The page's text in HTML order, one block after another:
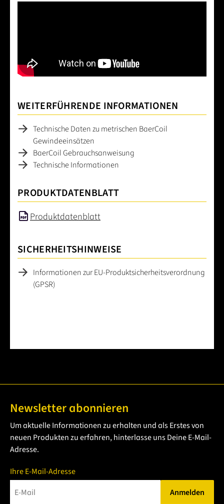
WEITERFÜHRENDE INFORMATIONEN
Technische Daten zu metrischen BaerCoil
Gewindeeinsätzen
BaerCoil Gebrauchsanweisung
Technische Informationen
PRODUKTDATENBLATT
Produktdatenblatt
SICHERHEITSHINWEISE
Informationen zur EU-Produktsicherheitsverordnung
(GPSR)
Newsletter abonnieren
Um aktuelle Informationen zu erhalten und als Erstes von
neuen Produkten zu erfahren, hinterlasse uns Deine E-Mail-
Adresse.
Ihre E-Mail-Adresse
Anmelden